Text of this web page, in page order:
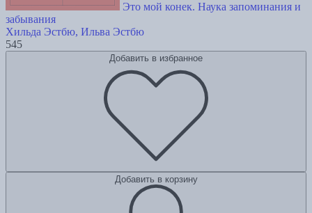
Это мой конек. Наука запоминания и
забывания
Хильда Эстбю, Ильва Эстбю
545
Добавить в избранное
Добавить в корзину